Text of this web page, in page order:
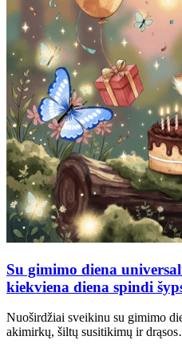
Su gimimo diena
kiekviena diena spindi
Nuoširdžiai sveikinu su gimimo
akimirkų, šiltų susitikimų ir